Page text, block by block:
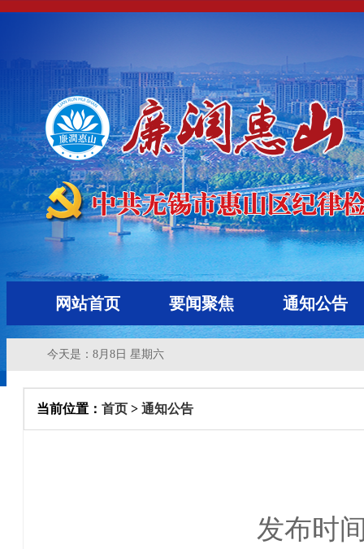
网站首页 要闻聚焦 通知公告
今天是： 8月8日 星期六
当前位置： 首页 > 通知公告
发布时